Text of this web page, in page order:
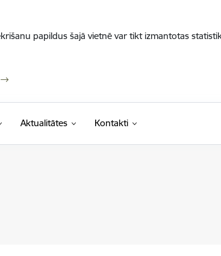
papildus šajā vietnē var tikt izmantotas
Aktualitātes Kontakti